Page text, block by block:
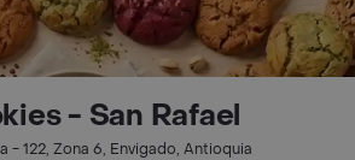
- San Rafael
- 122, Zona 6, Envigado, Antioquia